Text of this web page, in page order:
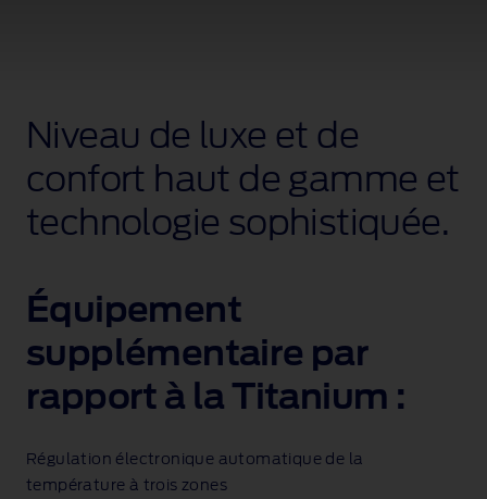
Niveau de luxe et de
confort haut de gamme et
technologie sophistiquée.
Équipement
supplémentaire par
rapport à la Titanium :
Régulation électronique automatique de la
température à trois zones